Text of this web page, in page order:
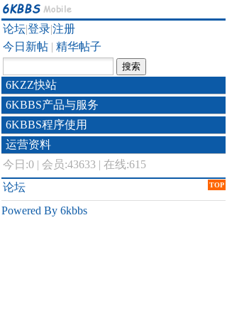
论坛|登录|注册
今日新帖 | 精华帖子
6KZZ快站
6KBBS产品与服务
6KBBS程序使用
运营资料
今日:0 | 会员:43633 | 在线:615
TOP
论坛
Powered By 6kbbs